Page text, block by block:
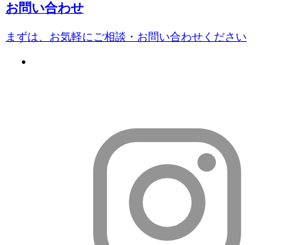
お問い合わせ
まずは、お気軽にご相談・お問い合わせください